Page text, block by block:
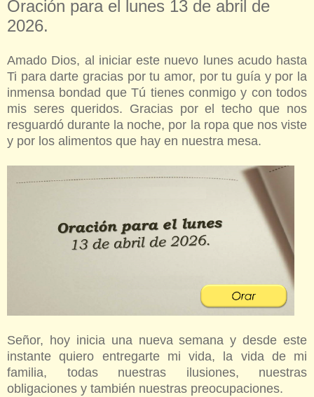
Oración para el lunes 13 de abril de
2026.
Amado Dios, al iniciar este nuevo lunes acudo hasta
Ti para darte gracias por tu amor, por tu guía y por la
inmensa bondad que Tú tienes conmigo y con todos
mis seres queridos. Gracias por el techo que nos
resguardó durante la noche, por la ropa que nos viste
y por los alimentos que hay en nuestra mesa.
Señor, hoy inicia una nueva semana y desde este
instante quiero entregarte mi vida, la vida de mi
familia, todas nuestras ilusiones, nuestras
obligaciones y también nuestras preocupaciones.